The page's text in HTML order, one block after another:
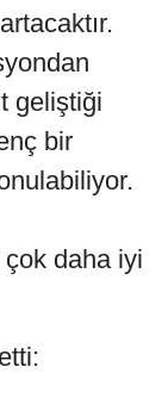
geliştiği
bir
daha iyi